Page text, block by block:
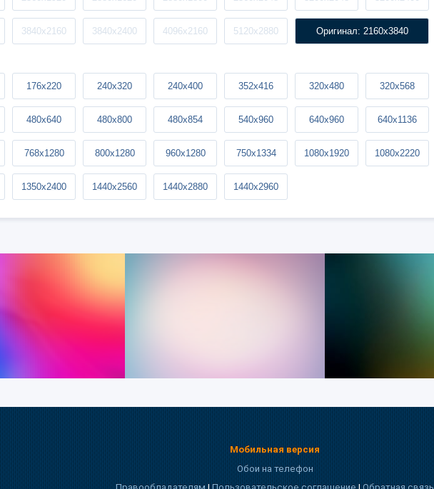
3840x2160 3840x2400 4096x2160 5120x2880 Оригинал: 2160x3840
176x220 240x320 240x400 352x416 320x480 320x568
480x640 480x800 480x854 540x960 640x960 640x1136
768x1280 800x1280 960x1280 750x1334 1080x1920 1080x2220
1350x2400 1440x2560 1440x2880 1440x2960
Мобильная версия
Обои на телефон